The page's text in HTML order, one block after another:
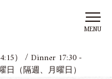
MENU
） / Dinner 17:30 -
（隔週、月曜日）